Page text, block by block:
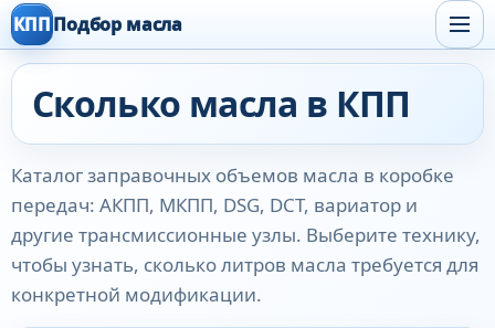
КПППодбор масла
Сколько масла в КПП
Каталог заправочных объемов масла в коробке
передач: АКПП, МКПП, DSG, DCT, вариатор и
другие трансмиссионные узлы. Выберите технику,
чтобы узнать, сколько литров масла требуется для
конкретной модификации.